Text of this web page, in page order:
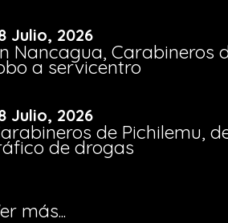
Julio, 2026
Nancagua, Carabineros
a servicentro
Julio, 2026
de Pichilemu,
de drogas
más...